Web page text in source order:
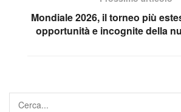
Mondiale 2026, il torneo più
opportunità e incognite della